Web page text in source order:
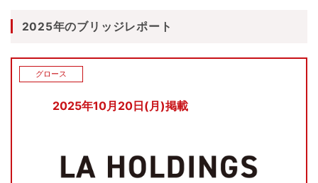
2025年のブリッジレポート
2025年10月20日(月)掲載
グロース